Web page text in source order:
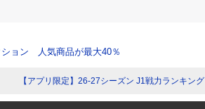
ション 人気商品が最大40％
【アプリ限定】26-27シーズン J1戦力ランキング